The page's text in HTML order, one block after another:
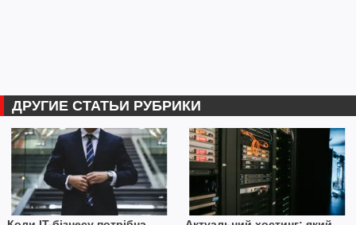
ДРУГИЕ СТАТЬИ РУБРИКИ